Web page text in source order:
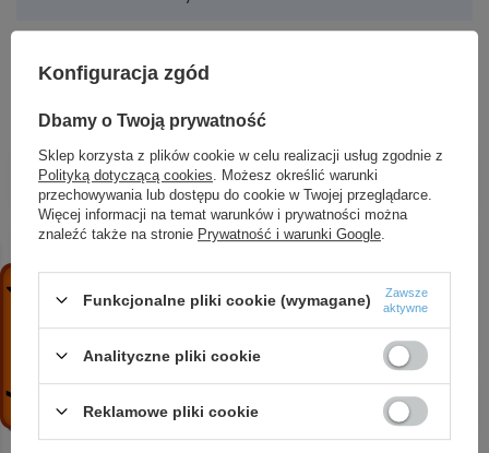
4 FP4 D015 (1,1 kW, 400 V) pompa głębinowa
2 189,83 zł / szt.
PROMOCJA
81,82 zł
szt.
Cena regularna:92,74 zł -12%
Zawór zwrotny kulowy DN80 PN16 z kołnierzem
356,90 zł / szt.
Konfiguracja zgód
Dbamy o Twoją prywatność
Sklep korzysta z plików cookie w celu realizacji usług zgodnie z
Polityką dotyczącą cookies . Możesz określić warunki
przechowywania lub dostępu do cookie w Twojej przeglądarce.
Więcej informacji na temat warunków i prywatności można
znaleźć także na stronie Prywatność i warunki Google
Funkcjonalne pliki cookie (wymagane)
Zawsze
aktywne
Analityczne pliki cookie
Reklamowe pliki cookie